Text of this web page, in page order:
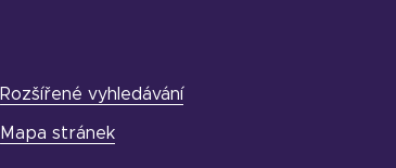
Rozšířené vyhledávání
Mapa stránek